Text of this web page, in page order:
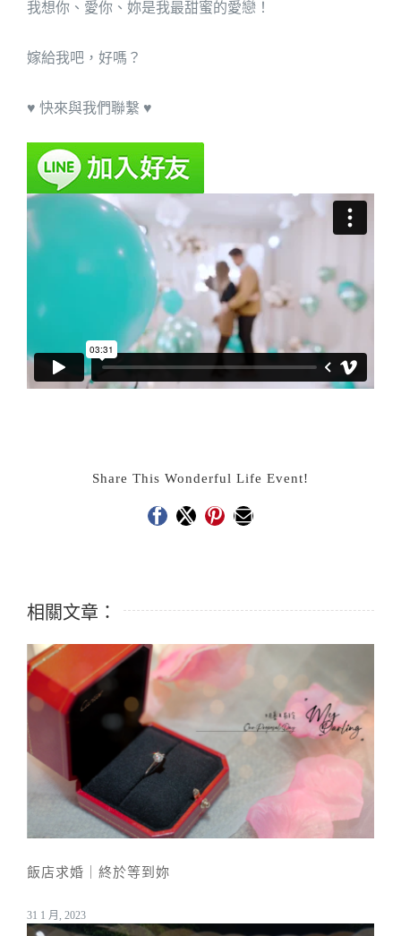
我想你、愛你、妳是我最甜蜜的愛戀！
嫁給我吧，好嗎？
♥️ 快來與我們聯繫 ♥️
Share This Wonderful Life Event!
Facebook
X Pinterest
Email:
相關文章：
飯店求婚｜終於等到妳
31 1 月, 2023